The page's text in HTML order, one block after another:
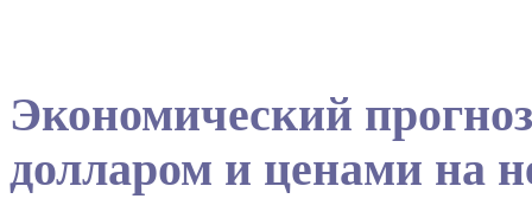
Экономический
долларом и ценами на